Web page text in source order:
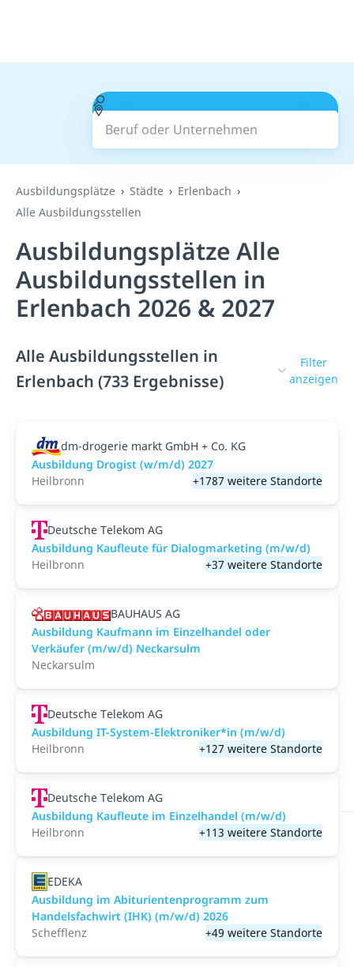
Beruf oder Unternehmen
Suchen
Ausbildungsplätze Städte
Erlenbach
Alle Ausbildungsstellen
Ausbildungsplätze Alle
Ausbildungsstellen in
Erlenbach 2026 & 2027
Alle Ausbildungsstellen in
Erlenbach (733 Ergebnisse)
Filter
anzeigen
dm-drogerie markt GmbH + Co. KG
Ausbildung Drogist (w/m/d) 2027
Heilbronn
+1787 weitere Standorte
Deutsche Telekom AG
Ausbildung Kaufleute für Dialogmarketing (m/w/d)
Heilbronn
+37 weitere Standorte
BAUHAUS AG
Ausbildung Kaufmann im Einzelhandel oder
Verkäufer (m/w/d) Neckarsulm
Neckarsulm
Deutsche Telekom AG
Ausbildung IT-System-Elektroniker*in (m/w/d)
Heilbronn
+127 weitere Standorte
Deutsche Telekom AG
Ausbildung Kaufleute im Einzelhandel (m/w/d)
Heilbronn
+113 weitere Standorte
EDEKA
Ausbildung im Abiturientenprogramm zum
Handelsfachwirt (IHK) (m/w/d) 2026
Schefflenz
+49 weitere Standorte